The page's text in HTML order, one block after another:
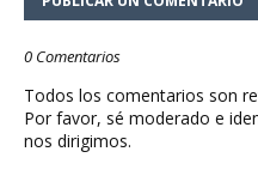
0 Comentarios
Todos los comentarios son
Por favor, sé moderado e
nos dirigimos.